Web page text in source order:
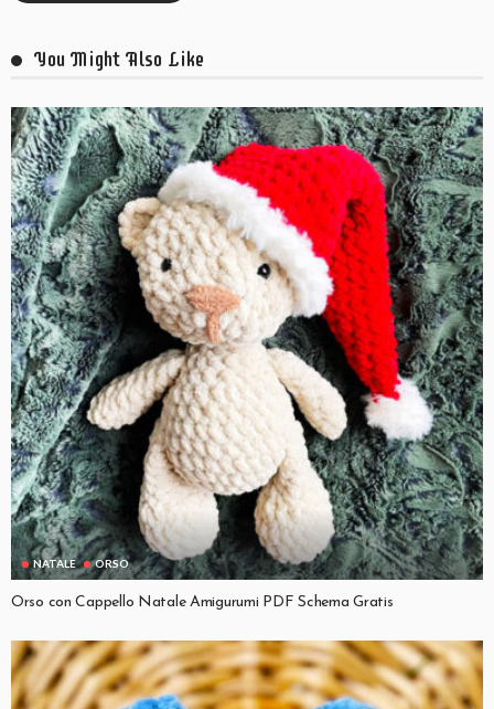
You Might Also Like
NATALE ORSO
Orso con Cappello Natale Amigurumi PDF Schema Gratis